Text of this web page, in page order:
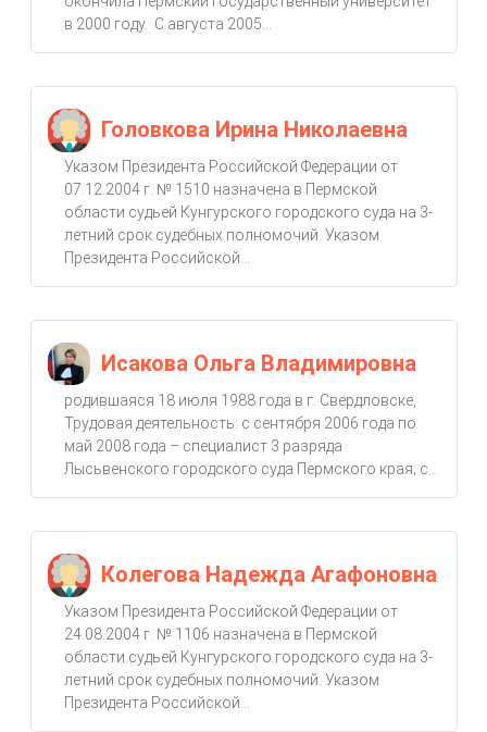
в 2000 году. С августа 2005...
Головкова Ирина Николаевна
Указом Президента Российской Федерации от
07.12.2004 г. № 1510 назначена в Пермской
области судьей Кунгурского городского суда на 3-
летний срок судебных полномочий. Указом
Президента Российской...
Исакова Ольга Владимировна
родившаяся 18 июля 1988 года в г. Свердловске,
Трудовая деятельность: с сентября 2006 года по
май 2008 года – специалист 3 разряда
Лысьвенского городского суда Пермского края; с...
Колегова Надежда Агафоновна
Указом Президента Российской Федерации от
24.08.2004 г. № 1106 назначена в Пермской
области судьей Кунгурского городского суда на 3-
летний срок судебных полномочий. Указом
Президента Российской...